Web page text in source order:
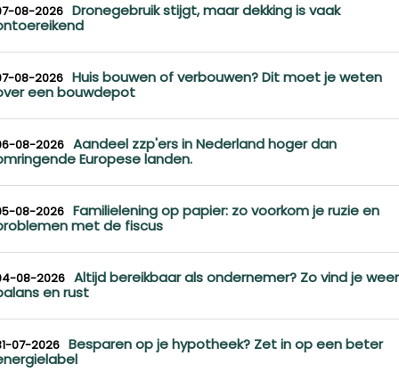
08-2026 Dronegebruik stijgt, maar dekking is vaak
08-2026 Huis bouwen of verbouwen? Dit moet je weten
een bouwdepot
08-2026 Aandeel zzp'ers in Nederland hoger dan
Europese landen.
08-2026 Familielening op papier: zo voorkom je ruzie en
met de fiscus
08-2026 Altijd bereikbaar als ondernemer? Zo vind je weer
en rust
07-2026 Besparen op je hypotheek? Zet in op een beter